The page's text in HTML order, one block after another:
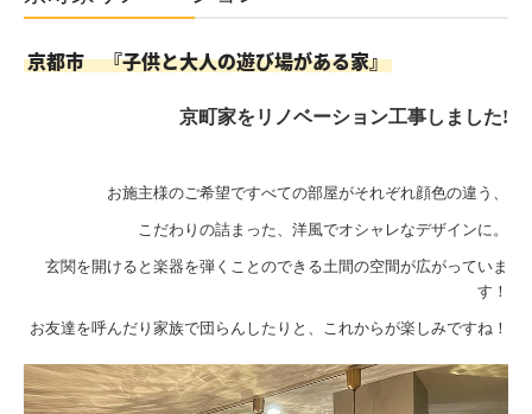
京都市 『子供と大人の遊び場がある家』
京町家をリノベーション工事しました!
お施主様のご希望ですべての部屋がそれぞれ顔色の違う、
こだわりの詰まった、洋風でオシャレなデザインに。
玄関を開けると楽器を弾くことのできる土間の空間が広がっていま
す！
お友達を呼んだり家族で団らんしたりと、これからが楽しみですね！